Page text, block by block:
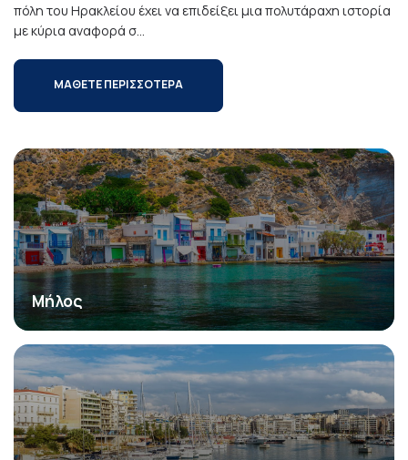
πόλη του Ηρακλείου έχει να επιδείξει μια πολυτάραχη ιστορία
με κύρια αναφορά σ...
ΜΑΘΕΤΕ ΠΕΡΙΣΣΟΤΕΡΑ
Μήλος